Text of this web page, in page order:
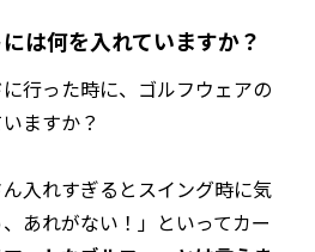
は何を入れていますか？
行った時に、ゴルフウェアの
ますか？
入れすぎるとスイング時に気
あれがない！」といってカー